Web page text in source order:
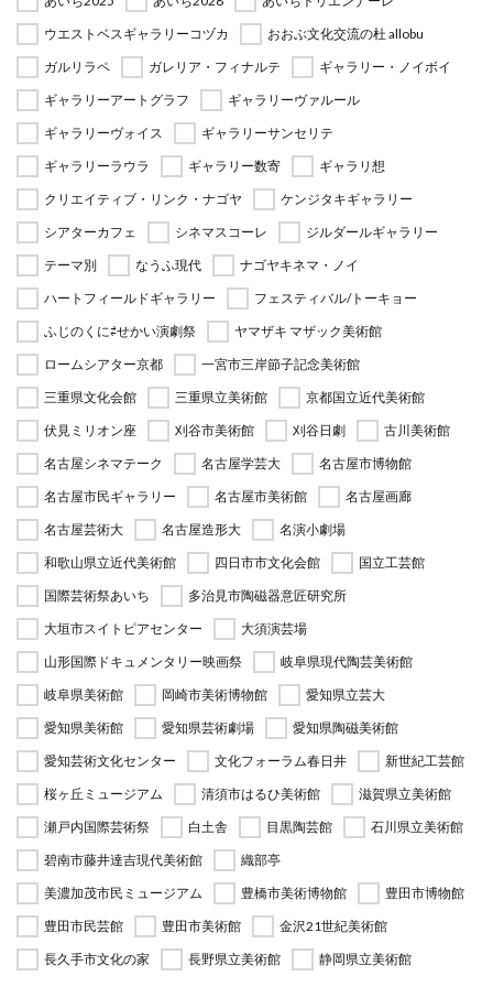
ウエストベスギャラリーコヅカ
おおぶ文化交流の杜 allobu
ガルリラペ
ガレリア・フィナルテ
ギャラリー・ノイボイ
ギャラリーアートグラフ
ギャラリーヴァルール
ギャラリーヴォイス
ギャラリーサンセリテ
ギャラリーラウラ
ギャラリー数寄
ギャラリ想
クリエイティブ・リンク・ナゴヤ
ケンジタキギャラリー
シアターカフェ
シネマスコーレ
ジルダールギャラリー
テーマ別
なうふ現代
ナゴヤキネマ・ノイ
ハートフィールドギャラリー
フェスティバル/トーキョー
ふじのくに⇄せかい演劇祭
ヤマザキ マザック美術館
ロームシアター京都
一宮市三岸節子記念美術館
三重県文化会館
三重県立美術館
京都国立近代美術館
伏見ミリオン座
刈谷市美術館 刈谷日劇
古川美術館
名古屋シネマテーク
名古屋学芸大
名古屋市博物館
名古屋市民ギャラリー
名古屋市美術館
名古屋画廊
名古屋芸術大
名古屋造形大
名演小劇場
和歌山県立近代美術館
四日市市文化会館
国立工芸館
国際芸術祭あいち
多治見市陶磁器意匠研究所
大垣市スイトピアセンター
大須演芸場
山形国際ドキュメンタリー映画祭
岐阜県現代陶芸美術館
岐阜県美術館
岡崎市美術博物館
愛知県立芸大
愛知県美術館
愛知県芸術劇場
愛知県陶磁美術館
愛知芸術文化センター
文化フォーラム春日井
新世紀工芸館
桜ヶ丘ミュージアム
清須市はるひ美術館
滋賀県立美術館
瀬戸内国際芸術祭
白土舎 目黒陶芸館
石川県立美術館
碧南市藤井達吉現代美術館
織部亭
美濃加茂市民ミュージアム
豊橋市美術博物館
豊田市博物館
豊田市民芸館
豊田市美術館
金沢21世紀美術館
長久手市文化の家
長野県立美術館 静岡県立美術館